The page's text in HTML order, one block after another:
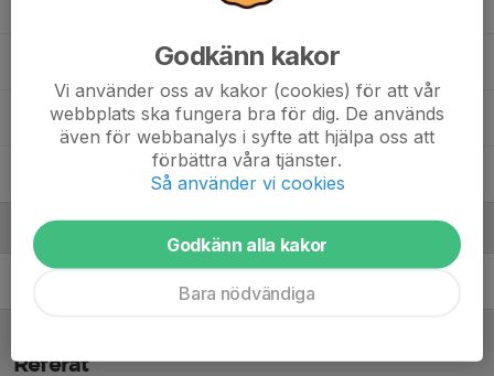
Nicolas Angelis Kauttmann
8. Rasmus Andersson Axelsson
11. Vincent Morales Sjögren
Ledare
Referat
Godkänn kakor
Vi använder oss av kakor (cookies) för att vår
webbplats ska fungera bra för dig. De används
även för webbanalys i syfte att hjälpa oss att
förbättra våra tjänster.
Så använder vi cookies
Godkänn alla kakor
Bara nödvändiga